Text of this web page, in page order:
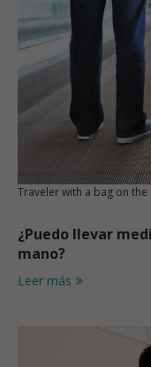
Traveler with a bag on
¿Puedo llevar
mano?
Leer más